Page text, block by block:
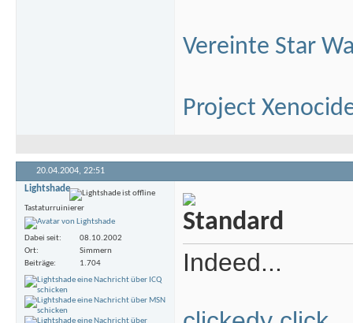
Vereinte Star
Project
20.04.2004, 22:51
Lightshade
Tastaturruinierer
Dabei seit
08.10.2002
Ort
Simmern
Beiträge
1.704 Indeed...